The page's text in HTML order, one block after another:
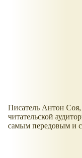
Писатель Антон Соя,
читательской
самым передовым и